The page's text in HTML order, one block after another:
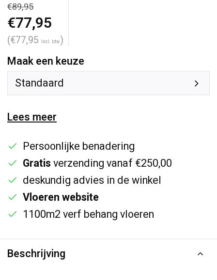
€89,95
€77,95
(€77,95 Incl. btw)
Maak een keuze
Standaard
Lees meer
Persoonlijke benadering
Gratisverzending vanaf €250,00
deskundig advies in de winkel
Vloeren website
1100m2 verf behang vloeren
Beschrijving